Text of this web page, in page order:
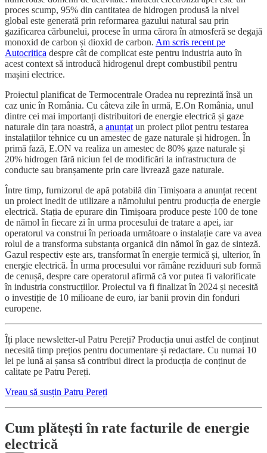
proces scump, 95% din cantitatea de hidrogen produsă la nivel
global este generată prin reformarea gazului natural sau prin
gazificarea cărbunelui, procese în urma cărora în atmosferă se degajă
monoxid de carbon și dioxid de carbon. Am scris recent pe
Autocritica despre cât de complicat este pentru industria auto în
acest context să introducă hidrogenul drept combustibil pentru
mașini electrice.
Proiectul planificat de Termocentrale Oradea nu reprezintă însă un
caz unic în România. Cu câteva zile în urmă, E.On România, unul
dintre cei mai importanți distribuitori de energie electrică și gaze
naturale din țara noastră, a anunțat un proiect pilot pentru testarea
instalațiilor tehnice cu un amestec de gaze naturale și hidrogen. În
primă fază, E.ON va realiza un amestec de 80% gaze naturale și
20% hidrogen fără niciun fel de modificări la infrastructura de
conducte sau branșamente prin care livrează gaze naturale.
Între timp, furnizorul de apă potabilă din Timișoara a anunțat recent
un proiect inedit de utilizare a nămolului pentru producția de energie
electrică. Stația de epurare din Timișoara produce peste 100 de tone
de nămol în fiecare zi în urma procesului de tratare a apei, iar
operatorul va construi în perioada următoare o instalație care va avea
rolul de a transforma substanța organică din nămol în gaz de sinteză.
Gazul respectiv este ars, transformat în energie termică și, ulterior, în
energie electrică. În urma procesului vor rămâne reziduuri sub formă
de cenușă, despre care operatorul afirmă că vor putea fi valorificate
în industria construcțiilor. Proiectul va fi finalizat în 2024 și necesită
o investiție de 10 milioane de euro, iar banii provin din fonduri
europene.
Îți place newsletter-ul Patru Pereți? Producția unui astfel de conținut
necesită timp prețios pentru documentare și redactare. Cu numai 10
lei pe lună ai șansa să contribui direct la producția de conținut de
calitate pe Patru Pereți.
Vreau să susțin Patru Pereți
Cum plătești în rate facturile de energie
electrică